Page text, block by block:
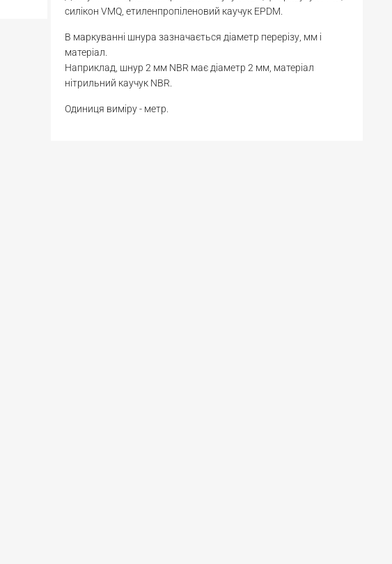
силікон VMQ, етиленпропіленовий каучук EPDM.
В маркуванні шнура зазначається діаметр перерізу, мм і
матеріал.
Наприклад, шнур 2 мм NBR має діаметр 2 мм, матеріал
нітрильний каучук NBR.
Одиниця виміру - метр.